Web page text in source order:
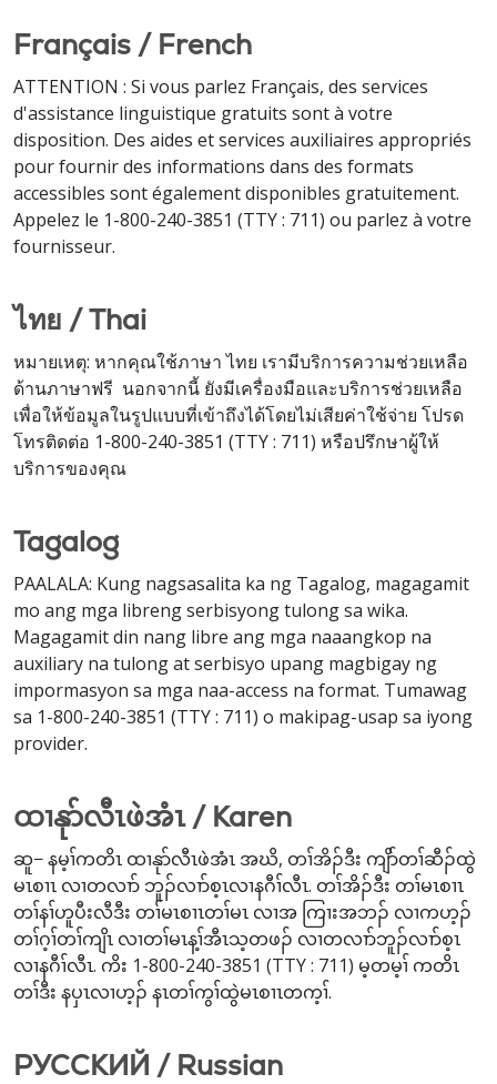
Français / French
ATTENTION : Si vous parlez Français, des services
d'assistance linguistique gratuits sont à votre
disposition. Des aides et services auxiliaires appropriés
pour fournir des informations dans des formats
accessibles sont également disponibles gratuitement.
Appelez le 1-800-240-3851 (TTY : 711) ou parlez à votre
fournisseur.
ไทย / Thai
หมายเหตุ: หากคุณใช้ภาษา ไทย เรามีบริการความช่วยเหลือ
ด้านภาษาฟรี นอกจากนี้ ยังมีเครื่องมือและบริการช่วยเหลือ
เพื่อให้ข้อมูลในรูปแบบที่เข้าถึงได้โดยไม่เสียค่าใช้จ่าย โปรด
โทรติดต่อ 1-800-240-3851 (TTY : 711) หรือปรึกษาผู้ให้
บริการของคุณ
Tagalog
PAALALA: Kung nagsasalita ka ng Tagalog, magagamit
mo ang mga libreng serbisyong tulong sa wika.
Magagamit din nang libre ang mga naaangkop na
auxiliary na tulong at serbisyo upang magbigay ng
impormasyon sa mga naa-access na format. Tumawag
sa 1-800-240-3851 (TTY : 711) o makipag-usap sa iyong
provider.
ထၢနုာ်လီၤဖဲအံၤ / Karen
ဆူ− နမ့ၢ်ကတိၤ ထၢနုာ်လီၤဖဲအံၤ အဃိ, တၢ်အိၣ်ဒီး ကျိာ်တၢ်ဆီၣ်ထွဲ
မၤစၢၤ လၢတလၢာ် ဘူၣ်လၢာ်စ့ၤလၢနဂီၢ်လီၤ. တၢ်အိၣ်ဒီး တၢ်မၤစၢၤ
တၢ်နၢ်ဟူပီးလီဒီး တၢ်မၤစၢၤတၢ်မၤ လၢအ ကြၢးအဘၣ် လၢကဟ့ၣ်
တၢ်ဂ့ၢ်တၢ်ကျိၤ လၢတၢ်မၤန့ၢ်အီၤသ့တဖၣ် လၢတလၢာ်ဘူၣ်လၢာ်စ့ၤ
လၢနဂီၢ်လီၤ. ကိး 1-800-240-3851 (TTY : 711) မ့တမ့ၢ် ကတိၤ
တၢ်ဒီး နပှၤလၢဟ့ၣ် နၤတၢ်ကွၢ်ထွဲမၤစၢၤတက့ၢ်.
РУССКИЙ / Russian